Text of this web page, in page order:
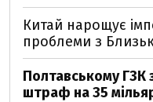
Китай нарощує
проблеми з
Полтавському ГЗК
штраф на 35